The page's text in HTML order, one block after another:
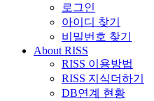
로그인
아이디 찾기
비밀번호 찾기
About RISS
RISS 이용방법
RISS 지식더하기
DB연계 현황